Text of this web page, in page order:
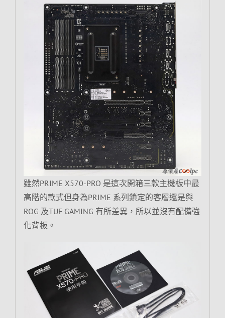
雖然PRIME X570-PRO 是這次開箱三款主機板中最
高階的款式但身為PRIME 系列鎖定的客層還是與
ROG 及TUF GAMING 有所差異，所以並沒有配備強
化背板。